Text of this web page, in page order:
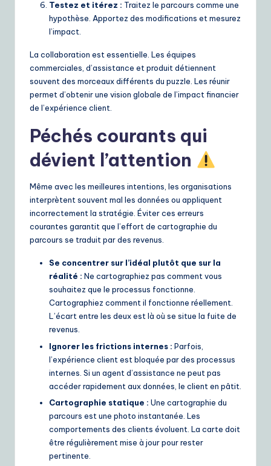
Testez et itérez : Traitez le parcours comme une
hypothèse. Apportez des modifications et mesurez
l’impact.
La collaboration est essentielle. Les équipes
commerciales, d’assistance et produit détiennent
souvent des morceaux différents du puzzle. Les réunir
permet d’obtenir une vision globale de l’impact financier
de l’expérience client.
Péchés courants qui
dévient l’attention
Même avec les meilleures intentions, les organisations
interprètent souvent mal les données ou appliquent
incorrectement la stratégie. Éviter ces erreurs
courantes garantit que l’effort de cartographie du
parcours se traduit par des revenus.
Se concentrer sur l’idéal plutôt que sur la
réalité : Ne cartographiez pas comment vous
souhaitez que le processus fonctionne.
Cartographiez comment il fonctionne réellement.
L’écart entre les deux est là où se situe la fuite de
revenus.
Ignorer les frictions internes : Parfois,
l’expérience client est bloquée par des processus
internes. Si un agent d’assistance ne peut pas
accéder rapidement aux données, le client en pâtit.
Cartographie statique : Une cartographie du
parcours est une photo instantanée. Les
comportements des clients évoluent. La carte doit
être régulièrement mise à jour pour rester
pertinente.